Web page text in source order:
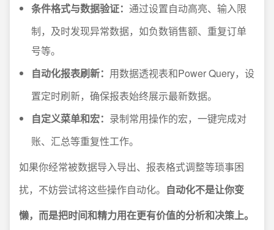
条件格式与数据验证： 通过设置自动高亮、输入限
制，及时发现异常数据，如负数销售额、重复订单
号等。
自动化报表刷新： 用数据透视表和Power Query，设
置定时刷新，确保报表始终展示最新数据。
自定义菜单和宏： 录制常用操作的宏，一键完成对
账、汇总等重复性工作。
如果你经常被数据导入导出、报表格式调整等琐事困
扰，不妨尝试将这些操作自动化。 自动化不是让你变
懒，而是把时间和精力用在更有价值的分析和决策上。